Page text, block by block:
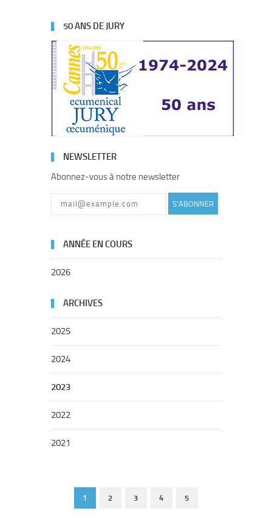
50 ANS DE JURY
NEWSLETTER
Abonnez-vous à notre newsletter
S'ABONNER
ANNÉE EN COURS
2026
ARCHIVES
2025
2024
2023
2022
2021
1 2 3 4 5